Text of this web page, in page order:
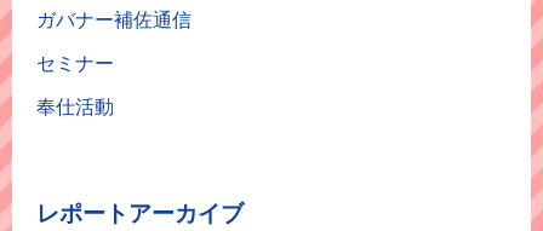
ガバナー補佐通信
セミナー
奉仕活動
レポートアーカイブ